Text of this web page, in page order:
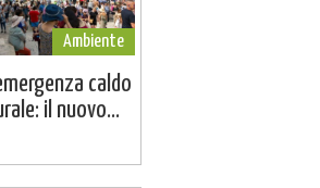
Ambiente
caldo
il nuovo...